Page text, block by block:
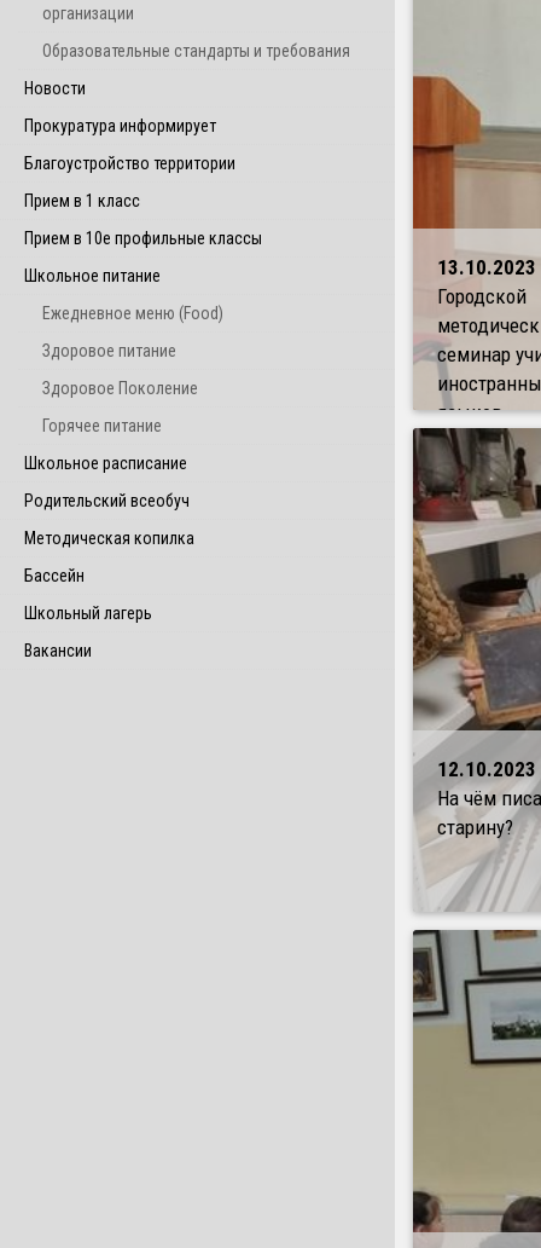
организации
Образовательные стандарты и требования
Новости
Прокуратура информирует
Благоустройство территории
Прием в 1 класс
Прием в 10е профильные классы
Школьное питание
Ежедневное меню (Food)
Здоровое питание
Здоровое Поколение
Горячее питание
Школьное расписание
Родительский всеобуч
Методическая копилка
Бассейн
Школьный лагерь
Вакансии
13.10.2023
Городской
семинар
языков
12.10.2023
На чём
старину?